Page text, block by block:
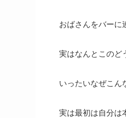
おばさんをバーに
実はなんとこのど
いったいなぜこん
実は最初は自分は